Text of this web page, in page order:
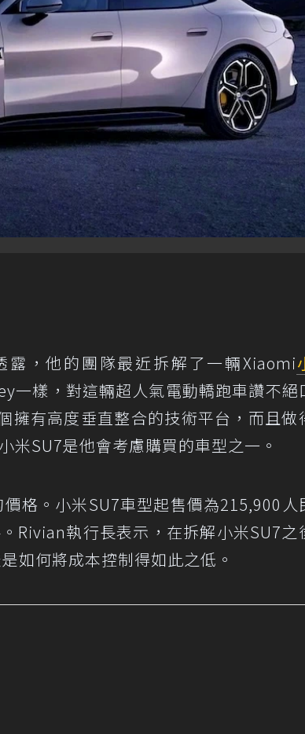
露，他的團隊最近拆解了一輛Xiaomi
一樣，對這輛超人氣電動轎跑車讚不絕
擁有高度垂直整合的技術平台，而且做
米SU7是他會考慮購買的車型之一。
格。小米SU7車型起售價為215,900人
Rivian執行長表示，在拆解小米SU7之
如何將成本控制得如此之低。